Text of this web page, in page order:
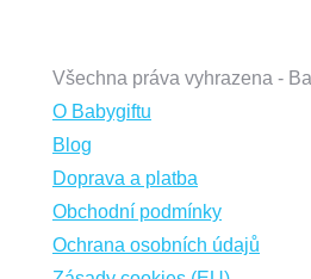
Všechna práva vyhrazena -
O Babygiftu
Blog
Doprava a platba
Obchodní podmínky
Ochrana osobních údajů